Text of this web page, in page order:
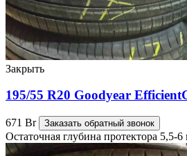
Закрыть
195/55 R20 Goodyear
671 Br Заказать обратный звонок
Остаточная глубина протектора 5,5-